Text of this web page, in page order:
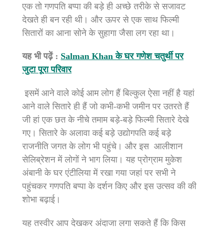
एक तो गणपति बप्पा की बड़े ही अच्छे तरीके से सजावट
देखते ही बन रही थी। और ऊपर से एक साथ फिल्मी
सितारों का आना सोने के सुहागा जैसा लग रहा था।
यह भी पढ़ें : Salman Khan के घर गणेश चतुर्थी पर
जुटा पूरा परिवार
इसमें आने वाले कोई आम लोग हैं बिल्कुल ऐसा नहीं है यहां
आने वाले सितारे ही हैं जो कभी-कभी जमीन पर उतरते हैं
जी हां एक छत के नीचे तमाम बड़े-बड़े फिल्मी सितारे देखे
गए। सितारे के अलावा कई बड़े उद्योगपति कई बड़े
राजनीति जगत के लोग भी पहुंचे। और इस आलीशान
सेलिब्रेशन में लोगों ने भाग लिया। यह प्रोग्राम मुकेश
अंबानी के घर एंटीलिया में रखा गया जहां पर सभी ने
पहुंचकर गणपति बप्पा के दर्शन किए और इस उत्सव की की
शोभा बढ़ाई।
यह तस्वीर आप देखकर अंदाजा लगा सकते हैं कि किस